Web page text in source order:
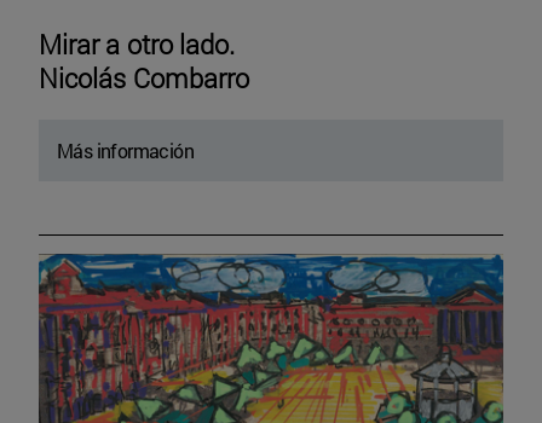
Mirar a otro lado.
Nicolás Combarro
Más información